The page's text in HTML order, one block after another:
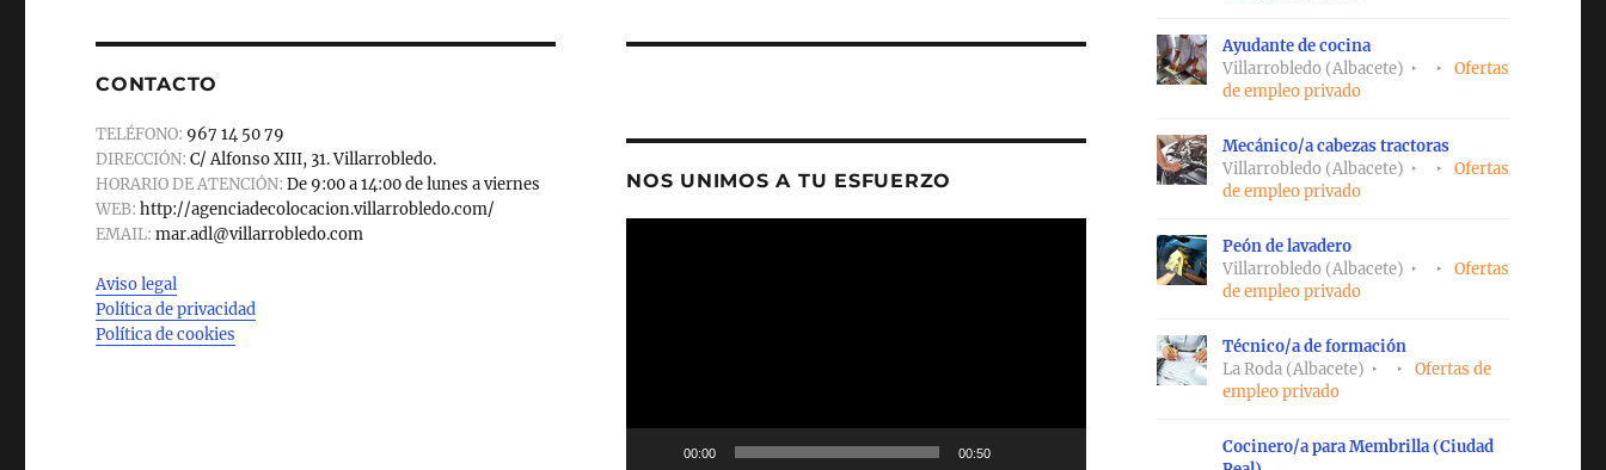
b
k
d
CONTACTO
TELÉFONO: 967 14 50 79
DIRECCIÓN: C/ Alfonso XIII, 31. Villarrobledo.
HORARIO DE ATENCIÓN: De 9:00 a 14:00 de lunes a viernes
WEB: http://agenciadecolocacion.villarrobledo.com/
EMAIL: mar.adl@villarrobledo.com
Aviso legal
Política de privacidad
Política de cookies
NOS UNIMOS A TU ESFUERZO
00:00 00:50
Ayudante de cocina
Villarrobledo (Albacete)
Ofertas
de empleo privado
Mecánico/a cabezas tractoras
Villarrobledo (Albacete)
Ofertas
de empleo privado
Peón de lavadero
Villarrobledo (Albacete)
Ofertas
de empleo privado
Técnico/a de formación
La Roda (Albacete)
Ofertas de
empleo privado
Cocinero/a para Membrilla (Ciudad